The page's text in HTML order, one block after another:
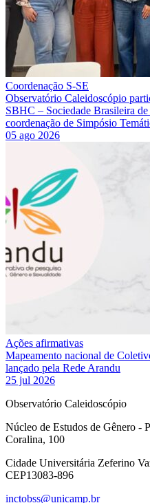
Coordenação S-SE
Observatório Caleidoscópio
SBHC – Sociedade Brasileira
coordenação de Simpósio
05 ago 2026
Ações afirmativas
Mapeamento nacional de
lançado pela Rede Arandu
25 jul 2026
Observatório Caleidoscópio
Núcleo de Estudos de Gênero -
Coralina, 100
Cidade Universitária Zeferino
CEP13083-896
inctobss@unicamp.br